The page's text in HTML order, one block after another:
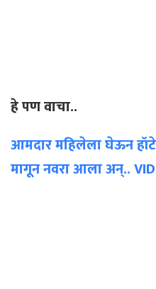
हे पण वाचा..
आमदार महिलेला घेऊन
मागून नवरा आला अन्..